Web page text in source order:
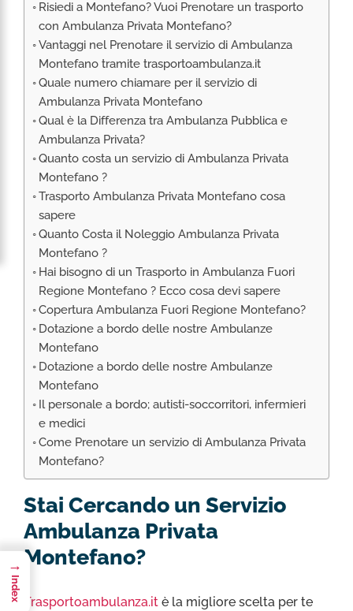
RIMPATRIO SANITARIO ITALIA
AMBULANZA SET CINEMATOGRAFICI
VOLO SANITARIO
TRASPORTO SANITARIO: VOLI DI LINEA,
ELIAMBULANZA ED AMBULANZA
TRASPORTO ECMO O CIRCOLAZIONE
EXTRACORPOREA
TRASPORTO PER NEONATI E PEDIATRICO
Risiedi a Montefano? Vuoi Prenotare un trasporto
con Ambulanza Privata Montefano?
Vantaggi nel Prenotare il servizio di Ambulanza
Montefano tramite trasportoambulanza.it
Quale numero chiamare per il servizio di
Ambulanza Privata Montefano
Qual è la Differenza tra Ambulanza Pubblica e
Ambulanza Privata?
Quanto costa un servizio di Ambulanza Privata
Montefano ?
Trasporto Ambulanza Privata Montefano cosa
sapere
Quanto Costa il Noleggio Ambulanza Privata
Montefano ?
Hai bisogno di un Trasporto in Ambulanza Fuori
Regione Montefano ? Ecco cosa devi sapere
Copertura Ambulanza Fuori Regione Montefano?
Dotazione a bordo delle nostre Ambulanze
Montefano
Dotazione a bordo delle nostre Ambulanze
Montefano
Il personale a bordo; autisti-soccorritori, infermieri
e medici
Come Prenotare un servizio di Ambulanza Privata
Montefano?
Stai Cercando un Servizio
Ambulanza Privata
Montefano?
Trasportoambulanza.it è la migliore scelta per te
→
Index